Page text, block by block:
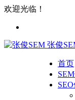
欢迎光临！
张俊
首页